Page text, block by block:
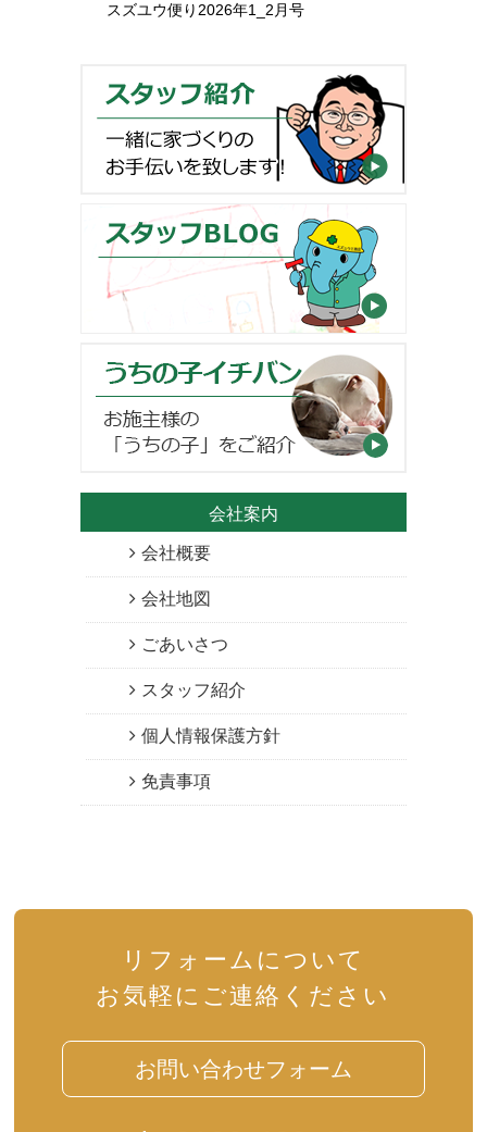
スズユウ便り2026年1_2月号
会社案内
会社概要
会社地図
ごあいさつ
スタッフ紹介
個人情報保護方針
免責事項
リフォームについて
お気軽にご連絡ください
お問い合わせフォーム